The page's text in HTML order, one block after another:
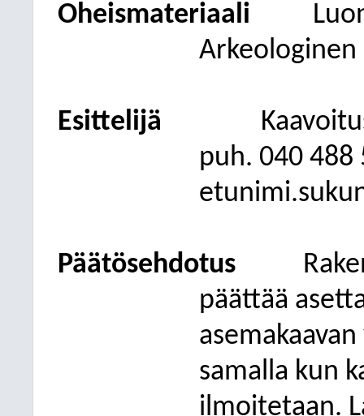
Oheismateriaali
Esittelijä
puh. 040 488
Päätösehdotus
päättää
samalla kun
ilmoitetaan.